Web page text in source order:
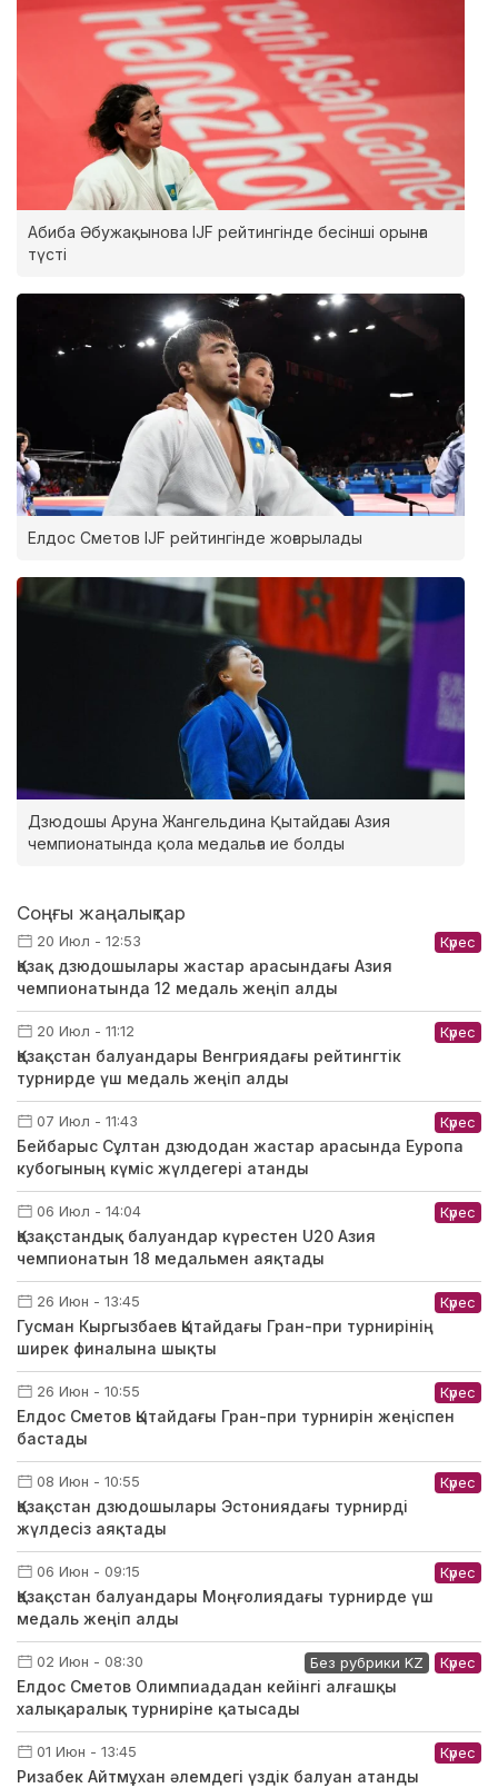
Абиба Әбужақынова IJF рейтингінде бесінші орынға
түсті
Елдос Сметов IJF рейтингінде жоғарылады
Дзюдошы Аруна Жангельдина Қытайдағы Азия
чемпионатында қола медальға ие болды
Соңғы жаңалықтар
20 Июл - 12:53 Күрес
Қазақ дзюдошылары жастар арасындағы Азия
чемпионатында 12 медаль жеңіп алды
20 Июл - 11:12 Күрес
Қазақстан балуандары Венгриядағы рейтингтік
турнирде үш медаль жеңіп алды
07 Июл - 11:43 Күрес
Бейбарыс Сұлтан дзюдодан жастар арасында Еуропа
кубогының күміс жүлдегері атанды
06 Июл - 14:04 Күрес
Қазақстандық балуандар күрестен U20 Азия
чемпионатын 18 медальмен аяқтады
26 Июн - 13:45 Күрес
Гусман Кыргызбаев Қытайдағы Гран-при турнирінің
ширек финалына шықты
26 Июн - 10:55 Күрес
Елдос Сметов Қытайдағы Гран-при турнирін жеңіспен
бастады
08 Июн - 10:55 Күрес
Қазақстан дзюдошылары Эстониядағы турнирді
жүлдесіз аяқтады
06 Июн - 09:15 Күрес
Қазақстан балуандары Моңғолиядағы турнирде үш
медаль жеңіп алды
02 Июн - 08:30 Без рубрики KZ Күрес
Елдос Сметов Олимпиададан кейінгі алғашқы
халықаралық турниріне қатысады
01 Июн - 13:45 Күрес
Ризабек Айтмұхан әлемдегі үздік балуан атанды